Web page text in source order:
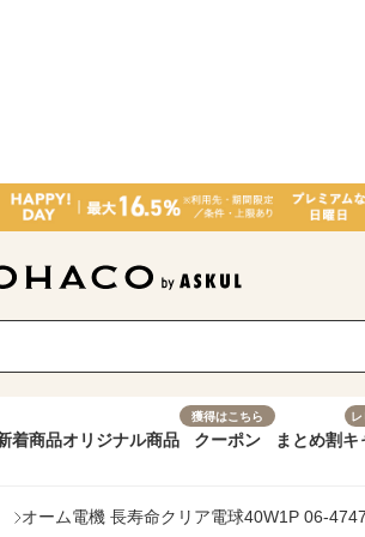
着商品オリジナル商品
獲得はこちら
クーポン まとめ割キ
オーム電機 長寿命クリア電球40W1P 06-